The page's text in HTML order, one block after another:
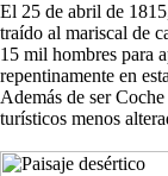
El 25 de abril de
traído al mariscal de
15 mil hombres para
repentinamente en
Además de ser
turísticos menos